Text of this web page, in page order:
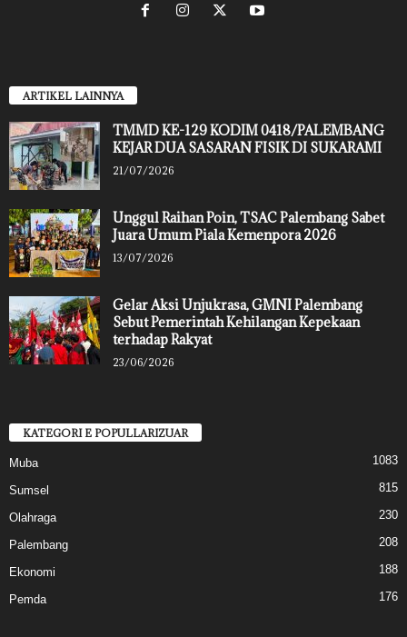
ARTIKEL LAINNYA
TMMD KE-129 KODIM 0418/PALEMBANG
KEJAR DUA SASARAN FISIK DI SUKARAMI
21/07/2026
Unggul Raihan Poin, TSAC Palembang Sabet
Juara Umum Piala Kemenpora 2026
13/07/2026
Gelar Aksi Unjukrasa, GMNI Palembang
Sebut Pemerintah Kehilangan Kepekaan
terhadap Rakyat
23/06/2026
KATEGORI E POPULLARIZUAR
Muba 1083
Sumsel 815
Olahraga 230
Palembang 208
Ekonomi 188
Pemda 176